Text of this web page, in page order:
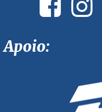
Apoio: